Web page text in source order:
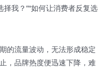
我？”“如何让消费者反复选
的流量波动，无法形成稳定
，品牌热度便迅速下降，难